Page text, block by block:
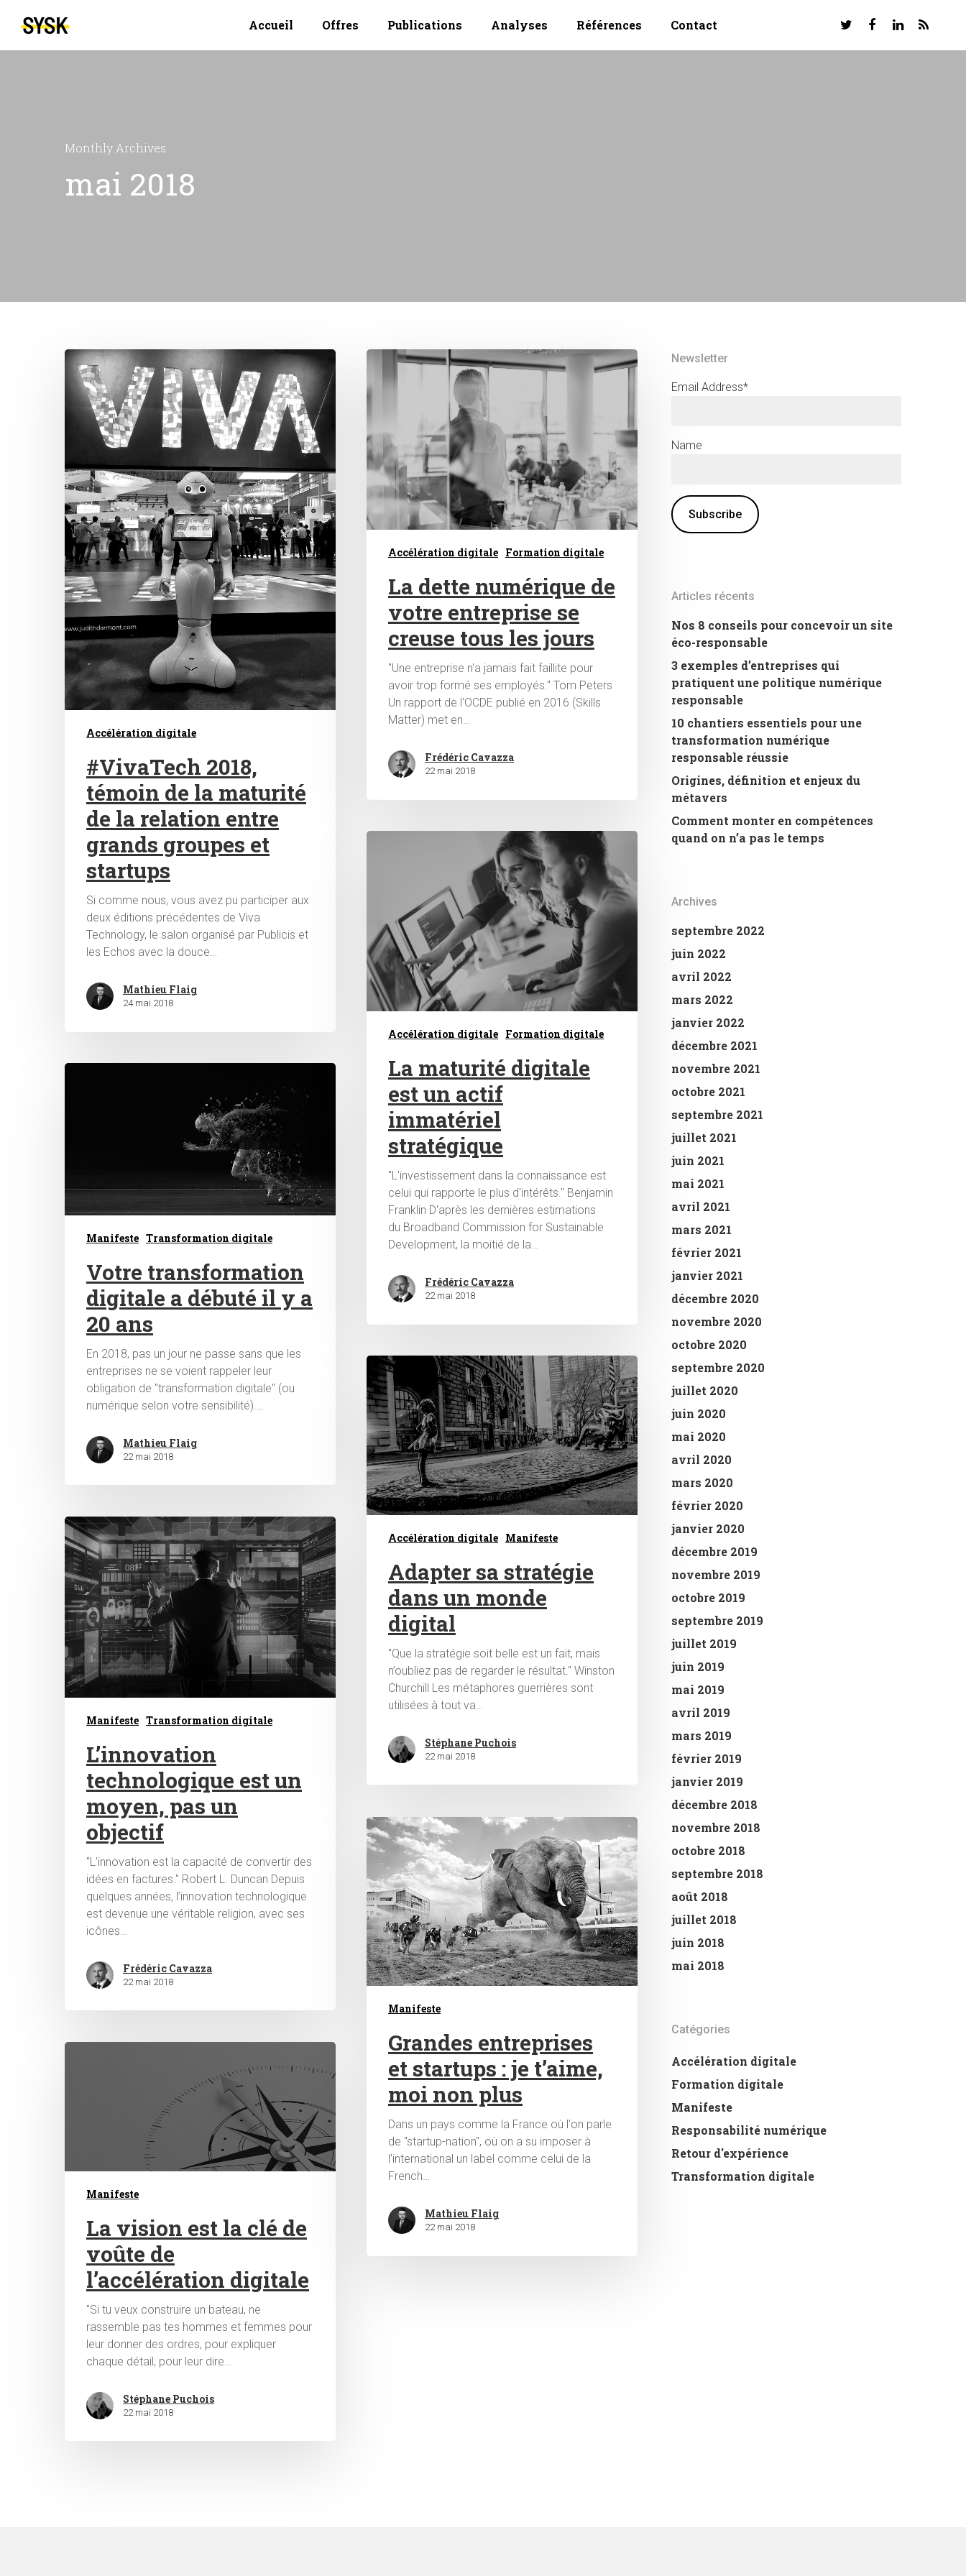
Hit enter to search or ESC to close
Accueil Offres Publications Analyses Références Contact
Monthly Archives
mai 2018
Accélération digitale
#VivaTech 2018,
témoin de la maturité
de la relation entre
grands groupes et
startups
Si comme nous, vous avez pu participer aux
deux éditions précédentes de Viva
Technology, le salon organisé par Publicis et
les Echos avec la douce…
Mathieu Flaig
24 mai 2018
Accélération digitale Formation digitale
La dette numérique de
votre entreprise se
creuse tous les jours
"Une entreprise n'a jamais fait faillite pour
avoir trop formé ses employés." Tom Peters
Un rapport de l'OCDE publié en 2016 (Skills
Matter) met en…
Frédéric Cavazza
22 mai 2018
Accélération digitale Formation digitale
La maturité digitale
est un actif
immatériel
stratégique
"L'investissement dans la connaissance est
celui qui rapporte le plus d'intérêts." Benjamin
Franklin D'après les dernières estimations
du Broadband Commission for Sustainable
Development, la moitié de la…
Frédéric Cavazza
22 mai 2018
Manifeste Transformation digitale
Votre transformation
digitale a débuté il y a
20 ans
En 2018, pas un jour ne passe sans que les
entreprises ne se voient rappeler leur
obligation de "transformation digitale" (ou
numérique selon votre sensibilité).…
Mathieu Flaig
22 mai 2018
Accélération digitale Manifeste
Adapter sa stratégie
dans un monde
digital
"Que la stratégie soit belle est un fait, mais
n’oubliez pas de regarder le résultat." Winston
Churchill Les métaphores guerrières sont
utilisées à tout va…
Stéphane Puchois
22 mai 2018
Manifeste Transformation digitale
L’innovation
technologique est un
moyen, pas un
objectif
"L'innovation est la capacité de convertir des
idées en factures." Robert L. Duncan Depuis
quelques années, l’innovation technologique
est devenue une véritable religion, avec ses
icônes…
Frédéric Cavazza
22 mai 2018
Manifeste
Grandes entreprises
et startups : je t’aime,
moi non plus
Dans un pays comme la France où l'on parle
de "startup-nation", où on a su imposer à
l'international un label comme celui de la
French…
Mathieu Flaig
22 mai 2018
Manifeste
La vision est la clé de
voûte de
l’accélération digitale
"Si tu veux construire un bateau, ne
rassemble pas tes hommes et femmes pour
leur donner des ordres, pour expliquer
chaque détail, pour leur dire…
Stéphane Puchois
22 mai 2018
Newsletter
Email Address*
Name
Articles récents
Nos 8 conseils pour concevoir un site
éco-responsable
3 exemples d’entreprises qui
pratiquent une politique numérique
responsable
10 chantiers essentiels pour une
transformation numérique
responsable réussie
Origines, définition et enjeux du
métavers
Comment monter en compétences
quand on n’a pas le temps
Archives
septembre 2022
juin 2022
avril 2022
mars 2022
janvier 2022
décembre 2021
novembre 2021
octobre 2021
septembre 2021
juillet 2021
juin 2021
mai 2021
avril 2021
mars 2021
février 2021
janvier 2021
décembre 2020
novembre 2020
octobre 2020
septembre 2020
juillet 2020
juin 2020
mai 2020
avril 2020
mars 2020
février 2020
janvier 2020
décembre 2019
novembre 2019
octobre 2019
septembre 2019
juillet 2019
juin 2019
mai 2019
avril 2019
mars 2019
février 2019
janvier 2019
décembre 2018
novembre 2018
octobre 2018
septembre 2018
août 2018
juillet 2018
juin 2018
mai 2018
Catégories
Accélération digitale
Formation digitale
Manifeste
Responsabilité numérique
Retour d'expérience
Transformation digitale